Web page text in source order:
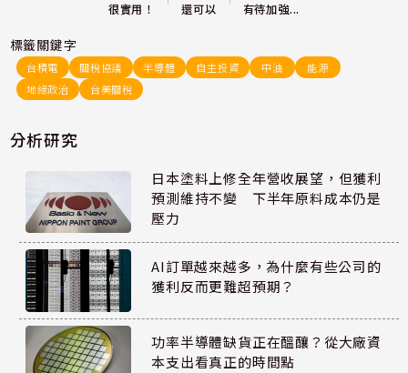
很實用！ 還可以 有待加強...
標籤關鍵字
台積電 關稅協議 半導體 自主投資 中油
能源
地緣政治
台美關稅
分析研究
日本塗料上修全年營收展望，但獲利
預測維持不變 下半年原料成本仍是
壓力
AI訂單越來越多，為什麼有些公司的
獲利反而更難超預期？
功率半導體缺貨正在醞釀？從大廠資
本支出看真正的時間點